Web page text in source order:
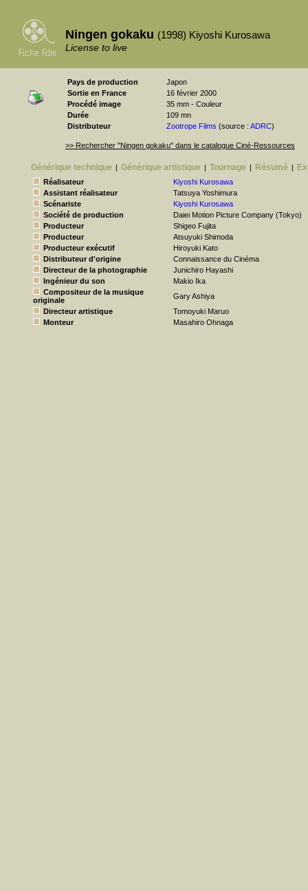
Ningen gokaku (1998) Kiyoshi Kurosawa
License to live
Pays de production
Japon
Sortie en France
16 février 2000
Procédé image
35 mm - Couleur
Durée
109 mn
Distributeur
Zootrope Films (source : ADRC)
>> Rechercher "Ningen gokaku" dans le catalogue Ciné-Ressources
Générique technique | Générique artistique | Tournage | Résumé |
Réalisateur
Kiyoshi Kurosawa
Assistant réalisateur
Tatsuya Yoshimura
Scénariste
Kiyoshi Kurosawa
Société de production
Daiei Motion Picture Company (Tokyo)
Producteur
Shigeo Fujita
Producteur
Atsuyuki Shimoda
Producteur exécutif
Hiroyuki Kato
Distributeur d'origine
Connaissance du Cinéma
Directeur de la photographie
Junichiro Hayashi
Ingénieur du son
Makio Ika
Compositeur de la musique
originale
Gary Ashiya
Directeur artistique
Tomoyuki Maruo
Monteur
Masahiro Ohnaga